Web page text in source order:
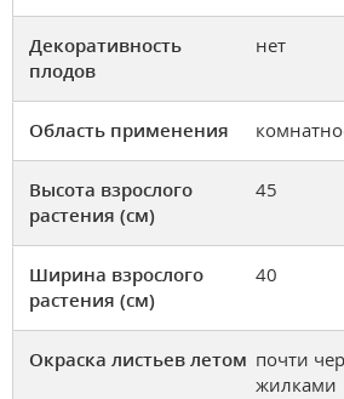
Декоративность
плодов
нет
Область применения
Высота взрослого
растения (см)
45
Ширина взрослого
растения (см)
40
Окраска листьев летом почти
жилками